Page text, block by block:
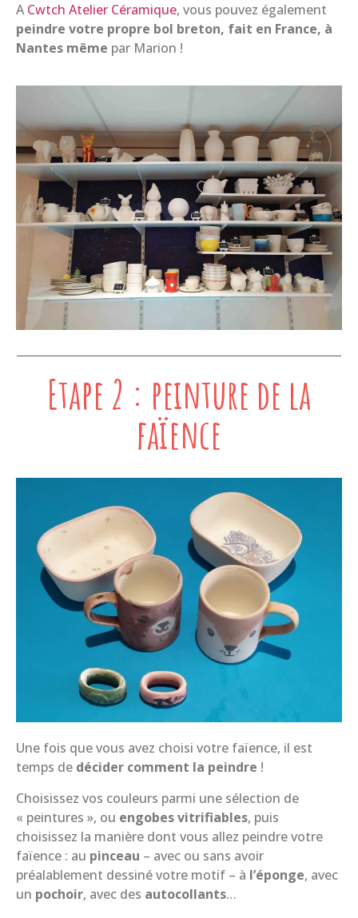
A Cwtch Atelier Céramique, vous pouvez également
peindre votre propre bol breton, fait en France, à
Nantes même par Marion !
Etape 2 : peinture de la
faïence
Une fois que vous avez choisi votre faïence, il est
temps de décider comment la peindre !
Choisissez vos couleurs parmi une sélection de
« peintures », ou engobes vitrifiables, puis
choisissez la manière dont vous allez peindre votre
faïence : au pinceau – avec ou sans avoir
préalablement dessiné votre motif – à l’éponge, avec
un pochoir, avec des autocollants…